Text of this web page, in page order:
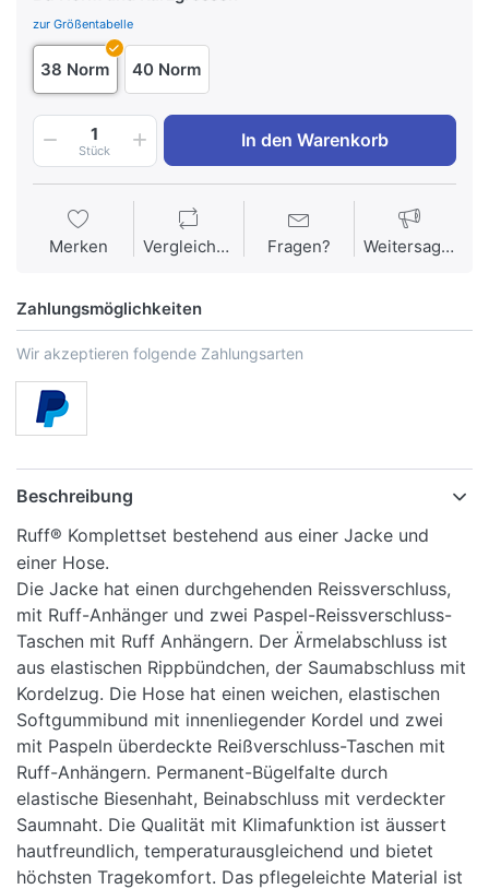
zur Größentabelle
38 Norm 40 Norm
1
Stück In den Warenkorb
Merken Vergleichen Fragen? Weitersagen
Zahlungsmöglichkeiten
Wir akzeptieren folgende Zahlungsarten
Beschreibung
Ruff® Komplettset bestehend aus einer Jacke und
einer Hose.
Die Jacke hat einen durchgehenden Reissverschluss,
mit Ruff-Anhänger und zwei Paspel-Reissverschluss-
Taschen mit Ruff Anhängern. Der Ärmelabschluss ist
aus elastischen Rippbündchen, der Saumabschluss mit
Kordelzug. Die Hose hat einen weichen, elastischen
Softgummibund mit innenliegender Kordel und zwei
mit Paspeln überdeckte Reißverschluss-Taschen mit
Ruff-Anhängern. Permanent-Bügelfalte durch
elastische Biesenhaht, Beinabschluss mit verdeckter
Saumnaht. Die Qualität mit Klimafunktion ist äussert
hautfreundlich, temperaturausgleichend und bietet
höchsten Tragekomfort. Das pflegeleichte Material ist